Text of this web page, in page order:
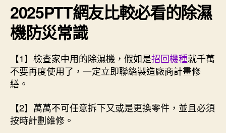
2025PTT網友比較必看的除濕
機防災常識
【1】檢查家中用的除濕機，假如是招回機種就千萬
不要再度使用了，一定立即聯絡製造廠商計畫修
繕。
【2】萬萬不可任意拆下又或是更換零件，並且必須
按時計劃維修。